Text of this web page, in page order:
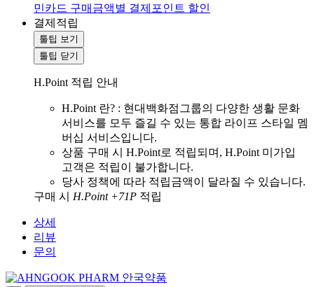
민카드 구매금액별 결제포인트 할인
결제적립
툴팁 보기
툴팁 닫기
H.Point 적립 안내
H.Point 란? : 현대백화점그룹의 다양한 생활 문화
서비스를 모두 즐길 수 있는 통합 라이프 스타일 멤
버십 서비스입니다.
상품 구매 시 H.Point로 적립되며, H.Point 미가입
고객은 적립이 불가합니다.
당사 정책에 따라 적립금액이 달라질 수 있습니다.
구매 시 H.Point +71P 적립
상세
리뷰
문의
안국약품